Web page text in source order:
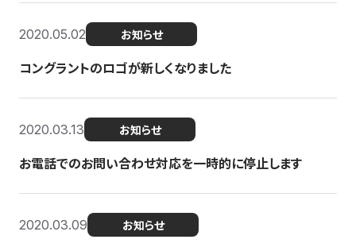
2020.05.02 お知らせ
コングラントのロゴが新しくなりました
2020.03.13 お知らせ
お電話でのお問い合わせ対応を一時的に停止します
2020.03.09 お知らせ